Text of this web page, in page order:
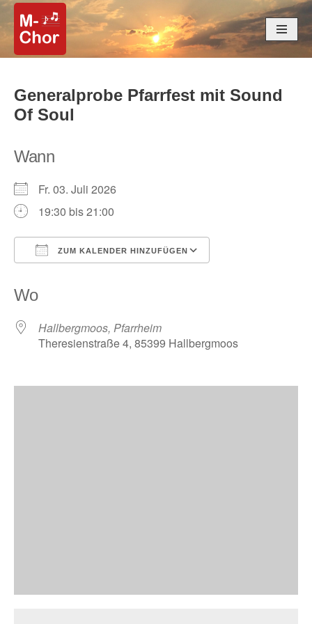
Zum
Inhalt
Generalprobe Pfarrfest mit Sound
Of Soul
Wann
Fr. 03. Juli 2026
19:30 bis 21:00
ZUM KALENDER HINZUFÜGEN
Wo
Hallbergmoos, Pfarrheim
Theresienstraße 4, 85399 Hallbergmoos